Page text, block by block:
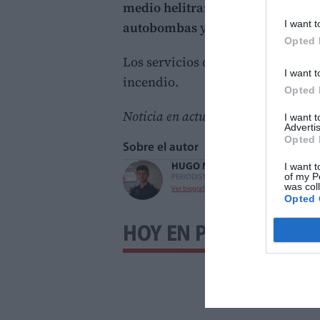
I want
Opted
I want
Opted
I want
Opted
I want
of my
was
Opted
medio helitransportado
autobombasy un medio aéreo
Los servicios de emergencia
incendio.
Noticia en actualización.
Sobre el autor
HUGO MORENO
PERIODISTA
Ver biografía
HOY EN PORTADA